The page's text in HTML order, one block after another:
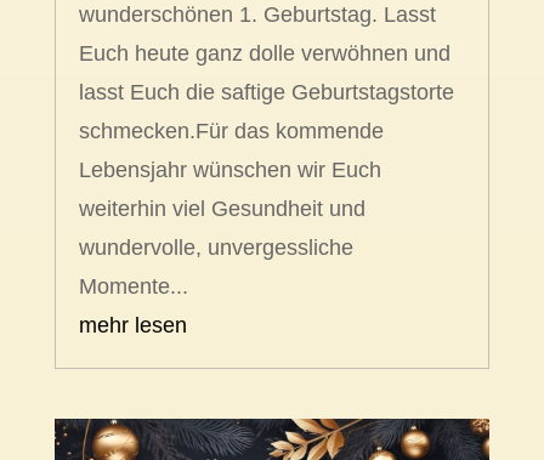
wunderschönen 1. Geburtstag. Lasst
Euch heute ganz dolle verwöhnen und
lasst Euch die saftige Geburtstagstorte
schmecken.Für das kommende
Lebensjahr wünschen wir Euch
weiterhin viel Gesundheit und
wundervolle, unvergessliche
Momente...
mehr lesen